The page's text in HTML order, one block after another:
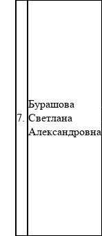
7.
Бурашова
Светлана
Александровна